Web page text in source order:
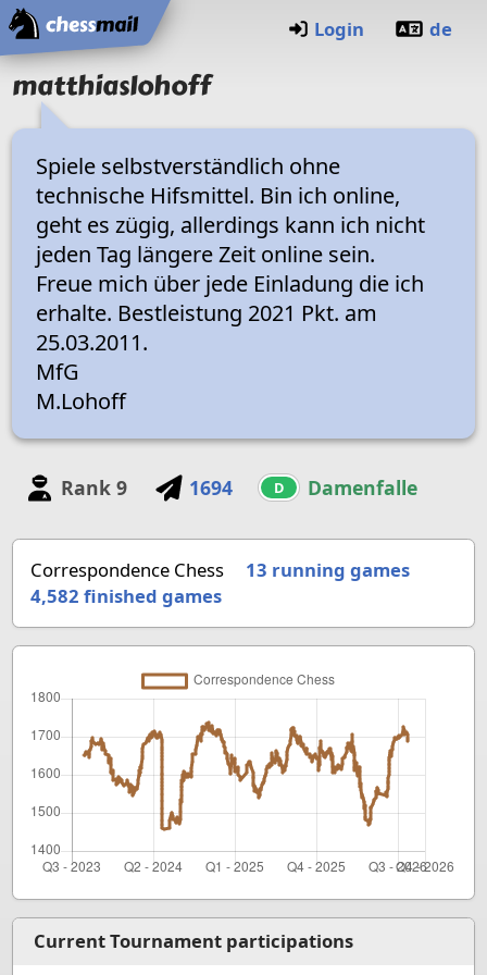
Home
Login de
matthiaslohoff
Spiele selbstverständlich ohne
technische Hifsmittel. Bin ich online,
geht es zügig, allerdings kann ich nicht
jeden Tag längere Zeit online sein.
Freue mich über jede Einladung die ich
erhalte. Bestleistung 2021 Pkt. am
25.03.2011.
MfG
M.Lohoff
Rank 9 1694 D Damenfalle
Correspondence Chess
13 running games
4,582 finished games
Current Tournament participations